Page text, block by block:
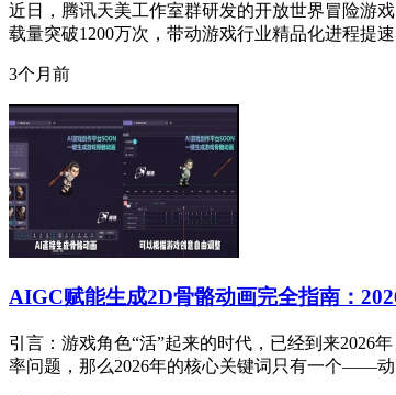
近日，腾讯天美工作室群研发的开放世界冒险游
载量突破1200万次，带动游戏行业精品化进程提
3个月前
AIGC赋能生成2D骨骼动画完全指南：
引言：游戏角色“活”起来的时代，已经到来2026
率问题，那么2026年的核心关键词只有一个——